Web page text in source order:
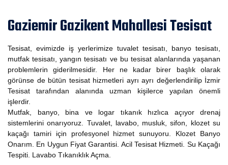
Gaziemir Gazikent Mahallesi Tesisat
Tesisat, evimizde iş yerlerimize tuvalet tesisatı, banyo tesisatı,
mutfak tesisatı, yangın tesisatı ve bu tesisat alanlarında yaşanan
problemlerin giderilmesidir. Her ne kadar birer başlık olarak
görünse de bütün tesisat hizmetleri ayrı ayrı değerlendirilip İzmir
Tesisat tarafından alanında uzman kişilerce yapılan önemli
işlerdir.
Mutfak, banyo, bina ve logar tıkanık hızlıca açıyor drenaj
sistemlerini onarıyoruz. Tuvalet, lavabo, musluk, sifon, klozet su
kaçağı tamiri için profesyonel hizmet sunuyoru. Klozet Banyo
Onarım. En Uygun Fiyat Garantisi. Acil Tesisat Hizmeti. Su Kaçağı
Tespiti. Lavabo Tıkanıklık Açma.